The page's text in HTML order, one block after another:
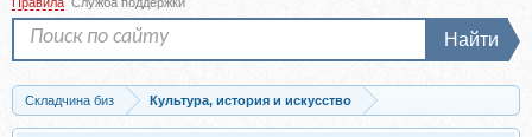
Найти
Складчина биз
Культура, история и искусство
Скачать [Синхронизация] Театр, опера, балет (Андрей Дмитриев-Радвогин,...